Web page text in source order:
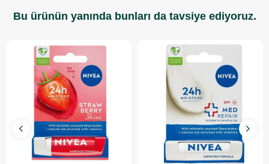
Bu ürünün yanında bunları da tavsiye ediyoruz.